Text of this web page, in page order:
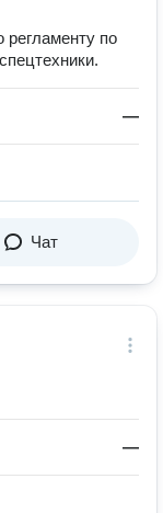
регламенту по
—
Чат
—